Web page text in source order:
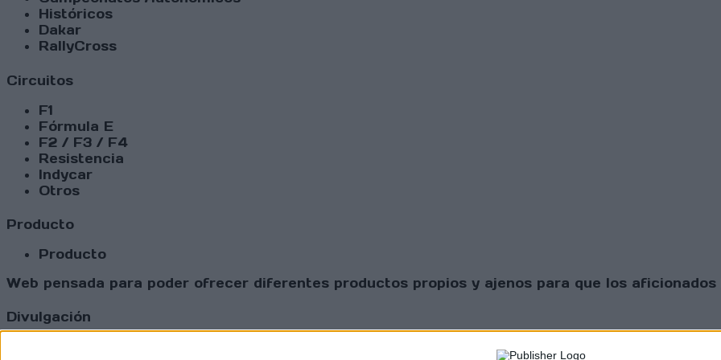
Históricos
Dakar
RallyCross
Circuitos
F1
Fórmula E
F2 / F3 / F4
Resistencia
Indycar
Otros
Producto
Producto
Web pensada para poder ofrecer diferentes productos propios y ajenos para que los
Divulgación